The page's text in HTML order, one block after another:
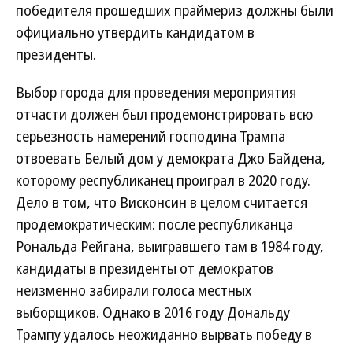
победителя прошедших праймериз должны были
официально утвердить кандидатом в
президенты.
Выбор города для проведения мероприятия
отчасти должен был продемонстрировать всю
серьезность намерений господина Трампа
отвоевать Белый дом у демократа Джо Байдена,
которому республиканец проиграл в 2020 году.
Дело в том, что Висконсин в целом считается
продемократическим: после республиканца
Рональда Рейгана, выигравшего там в 1984 году,
кандидаты в президенты от демократов
неизменно забирали голоса местных
выборщиков. Однако в 2016 году Дональду
Трампу удалось неожиданно вырвать победу в